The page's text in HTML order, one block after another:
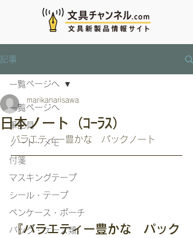
記事
一覧ページへ
筆記具
ノート・メモ
付箋
マスキングテープ
シール・テープ
ペンケース・ポーチ
バッグ・ケース類
一覧ページへ
日本ノート（ｺｰﾗｽ）
marikanarisawa
バラエティー豊かな　パックノート
『バラエティー豊かな　パック